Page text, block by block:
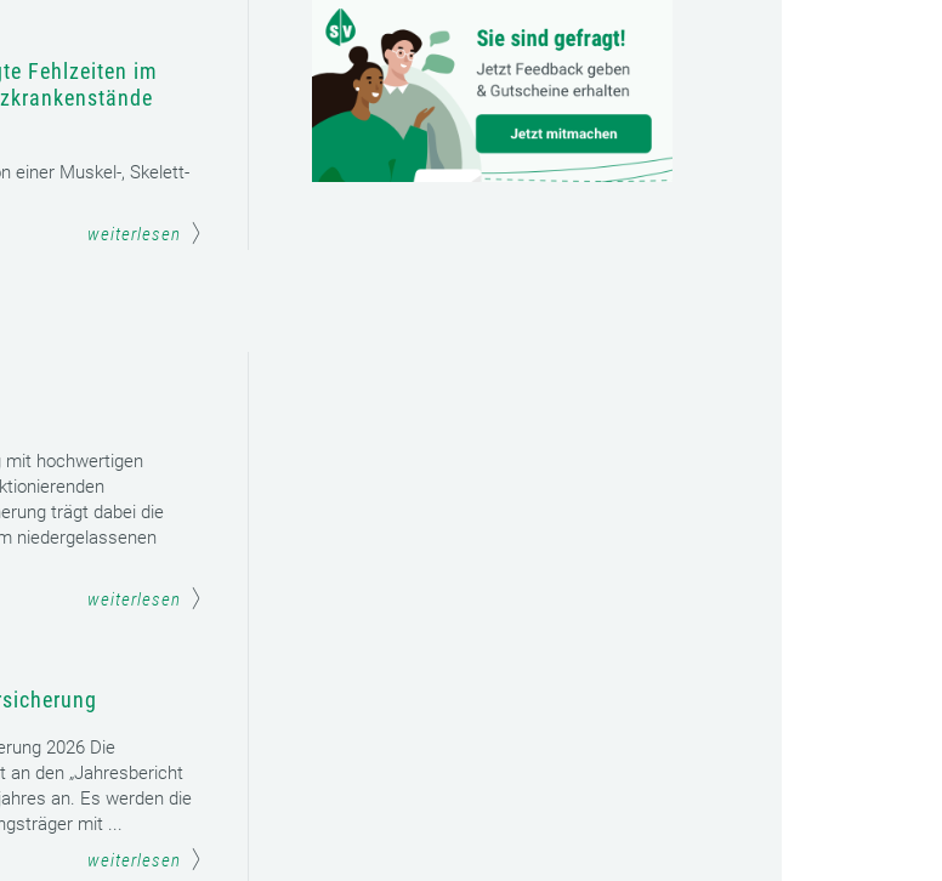
Fehlzeiten im
einer Muskel-, Skelett-
weiterlesen
mit hochwertigen
trägt dabei die
niedergelassenen
weiterlesen
2026 Die
an den „Jahresbericht
an. Es werden die
mit ...
weiterlesen